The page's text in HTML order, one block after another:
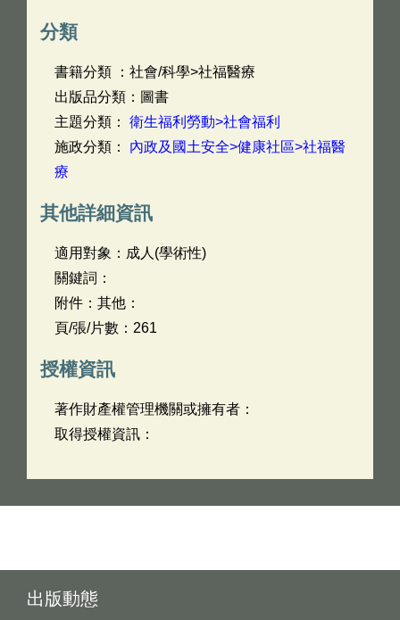
分類
書籍分類 ：社會/科學>社福醫療
出版品分類：圖書
主題分類： 衛生福利勞動>社會福利
施政分類： 內政及國土安全>健康社區>社福醫
療
其他詳細資訊
適用對象：成人(學術性)
關鍵詞：
附件：其他：
頁/張/片數：261
授權資訊
著作財產權管理機關或擁有者：
取得授權資訊：
出版動態